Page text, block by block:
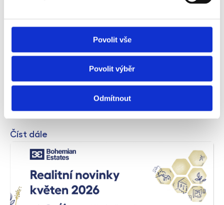
Povolit vše
Povolit výběr
Odmítnout
Správa investiční nemovitosti potřebuje
pevnou ruku profesionálů
pronájmu a těšíte se na pravidelný příjem, který výrazně
navýší rodinný rozpočet a zajistí stabilní budoucnost
vašich potomků? Takový cíl je zcela určitě reálný, na
poli realit se ovšem musíte umět pohybovat.
Číst dále